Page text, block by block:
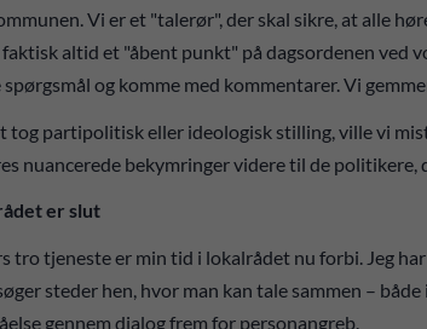
Vi er et "talerør", der skal sikre, at alle
altid et "åbent punkt" på dagsordenen ved
og komme med kommentarer. Vi
tog partipolitisk eller ideologisk stilling, ville vi
nuancerede bekymringer videre til de
er slut
tro tjeneste er min tid i lokalrådet nu forbi. Jeg
steder hen, hvor man kan tale sammen –
gennem dialog frem for personangreb.